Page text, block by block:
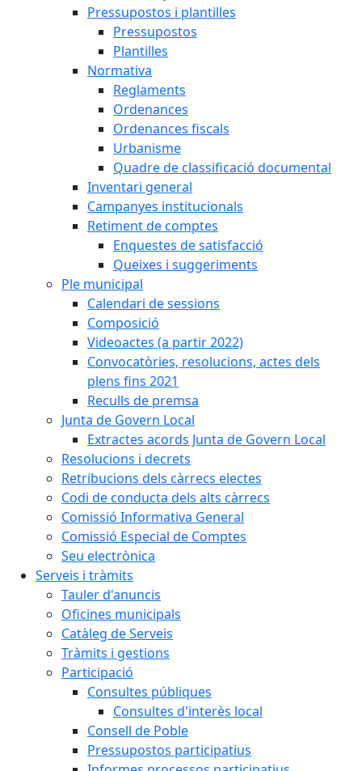
Pressupostos i plantilles
Pressupostos
Plantilles
Normativa
Reglaments
Ordenances
Ordenances fiscals
Urbanisme
Quadre de classificació documental
Inventari general
Campanyes institucionals
Retiment de comptes
Enquestes de satisfacció
Queixes i suggeriments
Ple municipal
Calendari de sessions
Composició
Videoactes (a partir 2022)
Convocatòries, resolucions, actes dels
plens fins 2021
Reculls de premsa
Junta de Govern Local
Extractes acords Junta de Govern Local
Resolucions i decrets
Retribucions dels càrrecs electes
Codi de conducta dels alts càrrecs
Comissió Informativa General
Comissió Especial de Comptes
Seu electrònica
Serveis i tràmits
Tauler d'anuncis
Oficines municipals
Catàleg de Serveis
Tràmits i gestions
Participació
Consultes públiques
Consultes d'interès local
Consell de Poble
Pressupostos participatius